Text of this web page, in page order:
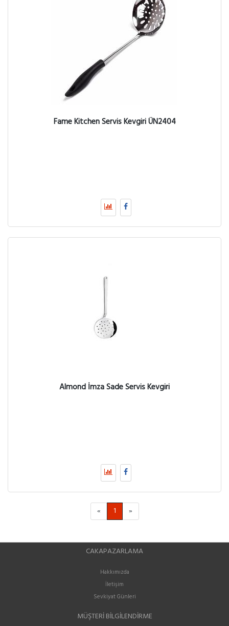
Fame Kitchen Servis Kevgiri ÜN2404
Almond İmza Sade Servis Kevgiri
« 1 »
CAKAPAZARLAMA
Hakkımızda
İletişim
Sevkiyat Günleri
MÜŞTERI BILGILENDIRME